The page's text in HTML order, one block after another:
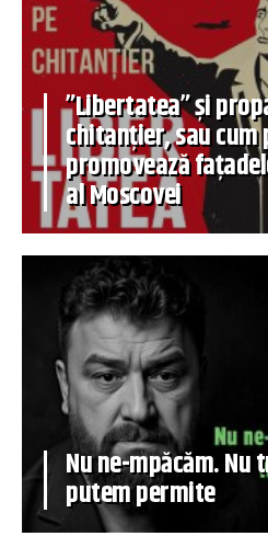
”Libertatea” și
chitanțier, sau cum
promovează
al Moscovei
Nu ne-mpăcăm. Nu
putem permite